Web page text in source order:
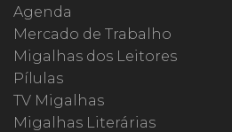
Agenda
Mercado de Trabalho
Migalhas dos Leitores
Pílulas
TV Migalhas
Migalhas Literárias